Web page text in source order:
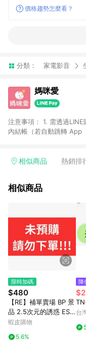
價格趨勢怎麼看？
分類： 家電影音
媽咪愛
注意事項： 1. 需透過LINE購物前往，並在同一瀏覽器於 24 小時
內結帳（若自動跳轉 App
請更新至 3.9 才具贈點資格。 5. 點數將於廠商出貨後
車標示為準。 7. LINE購物導購回饋無法與媽咪愛站上折價券並
/ 瑪利歐玩具 / LEGO樂高
行李箱 / 寶寶攝影機 / 雞
作者&經典角色 / 人氣卡
套書專區 / 各式零嘴&堅
水果專區 / 親子理財書單
pokemon玩具 / 世界名
相似商品 熱銷排
相似商品
限時加碼
$480
【RE】補單賣場 BP 景
品 2.5次元的誘惑 ESP
RESTO Poppin Heart
蝦皮購物
5.6%
降
台